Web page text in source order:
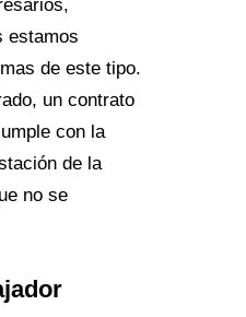
estamos
de este tipo.
un contrato
con la
de la
no se